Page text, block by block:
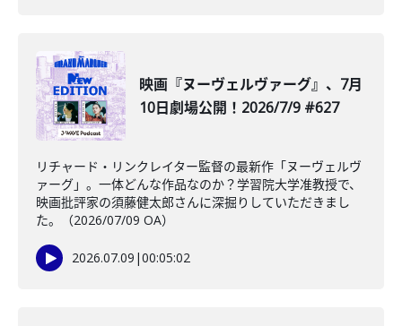
映画『ヌーヴェルヴァーグ』、7月
10日劇場公開！2026/7/9 #627
リチャード・リンクレイター監督の最新作「ヌーヴェルヴ
ァーグ」。一体どんな作品なのか？学習院大学准教授で、
映画批評家の須藤健太郎さんに深掘りしていただきまし
た。（2026/07/09 OA）
2026.07.09 |00:05:02